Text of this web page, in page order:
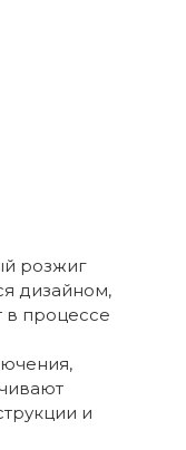
розжиг
дизайном,
в процессе
и